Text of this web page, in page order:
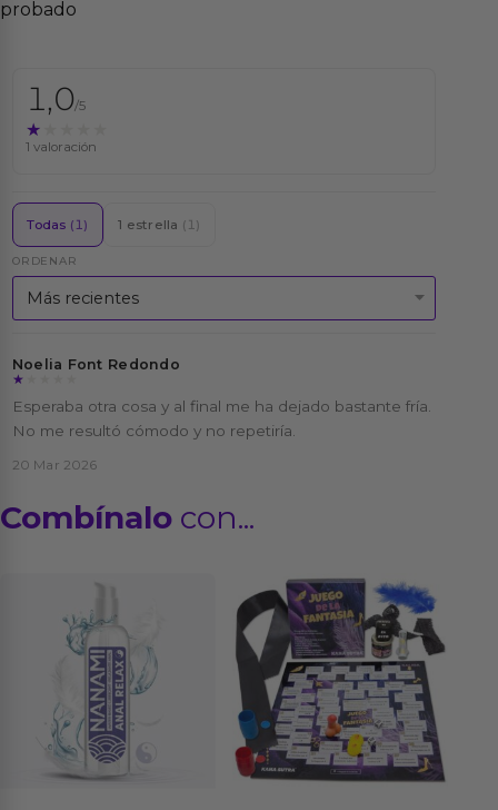
probado
1,0/5
★★★★★
★★★★★
1 valoración
Todas (1) 1 estrella (1)
ORDENAR
Noelia Font Redondo
★★★★★
★★★★★
Esperaba otra cosa y al final me ha dejado bastante fría.
No me resultó cómodo y no repetiría.
20 Mar 2026
Combínalo con...